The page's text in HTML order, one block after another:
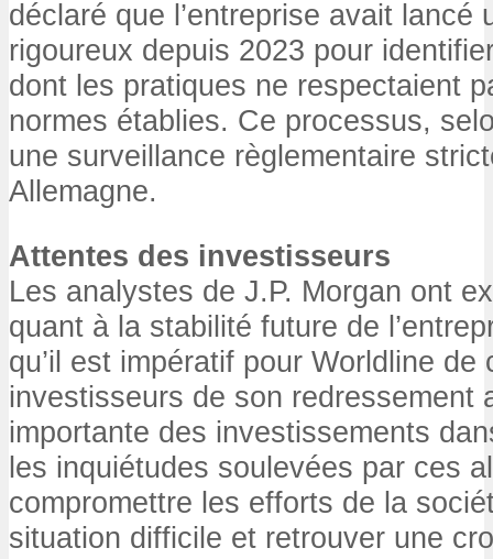
déclaré que l’entreprise avait lancé
rigoureux depuis 2023 pour
dont les pratiques ne respectaient
normes établies. Ce processus,
une surveillance règlementaire
Allemagne.
Attentes des investisseurs
Les analystes de J.P. Morgan ont
quant à la stabilité future de
qu’il est impératif pour Worldline de
investisseurs de son redressement
importante des investissements
les inquiétudes soulevées par ces
compromettre les efforts de la
situation difficile et retrouver une